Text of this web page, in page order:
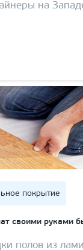
на
покрытие
своими руками
полов из